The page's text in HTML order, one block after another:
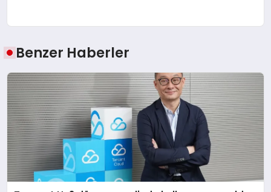
Benzer Haberler